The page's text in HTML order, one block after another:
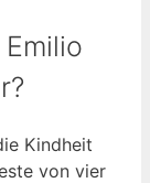
Kindheit
von vier